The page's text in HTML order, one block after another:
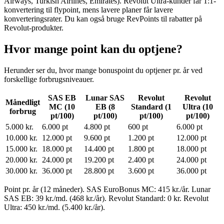
konvertering til flypoint, mens lavere planer får lavere
konverteringsrater. Du kan også bruge RevPoints til rabatter på
Revolut-produkter.
Hvor mange point kan du optjene?
Herunder ser du, hvor mange bonuspoint du optjener pr. år ved
forskellige forbrugsniveauer.
Månedligt
forbrug
SAS EB
MC (10
pt/100)
Lunar SAS
EB (8
pt/100)
Revolut
Standard (1
pt/100)
Revolut
Ultra (10
pt/100)
5.000 kr.
6.000 pt 4.800 pt 600 pt
6.000 pt
10.000 kr.
12.000 pt 9.600 pt 1.200 pt
12.000 pt
15.000 kr.
18.000 pt 14.400 pt 1.800 pt
18.000 pt
20.000 kr.
24.000 pt 19.200 pt 2.400 pt
24.000 pt
30.000 kr. 36.000 pt 28.800 pt 3.600 pt 36.000 pt
Point pr. år (12 måneder). SAS EuroBonus MC: 415 kr./år. Lunar
SAS EB: 39 kr./md. (468 kr./år). Revolut Standard: 0 kr. Revolut
Ultra: 450 kr./md. (5.400 kr./år).